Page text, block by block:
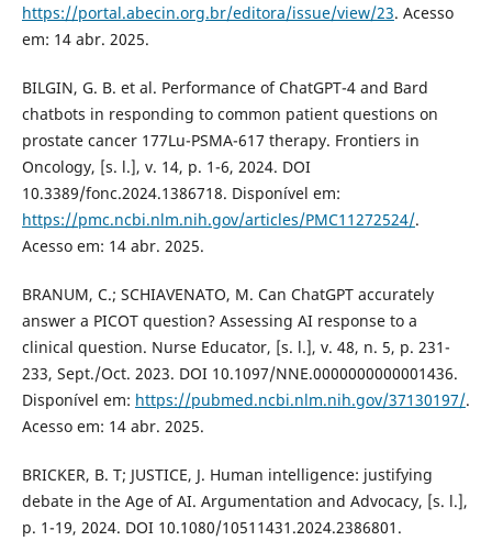
https://portal.abecin.org.br/editora/issue/view/23. Acesso
em: 14 abr. 2025.
BILGIN, G. B. et al. Performance of ChatGPT-4 and Bard
chatbots in responding to common patient questions on
prostate cancer 177Lu-PSMA-617 therapy. Frontiers in
Oncology, [s. l.], v. 14, p. 1-6, 2024. DOI
10.3389/fonc.2024.1386718. Disponível em:
https://pmc.ncbi.nlm.nih.gov/articles/PMC11272524/.
Acesso em: 14 abr. 2025.
BRANUM, C.; SCHIAVENATO, M. Can ChatGPT accurately
answer a PICOT question? Assessing AI response to a
clinical question. Nurse Educator, [s. l.], v. 48, n. 5, p. 231-
233, Sept./Oct. 2023. DOI 10.1097/NNE.0000000000001436.
Disponível em: https://pubmed.ncbi.nlm.nih.gov/37130197/.
Acesso em: 14 abr. 2025.
BRICKER, B. T; JUSTICE, J. Human intelligence: justifying
debate in the Age of AI. Argumentation and Advocacy, [s. l.],
p. 1-19, 2024. DOI 10.1080/10511431.2024.2386801.